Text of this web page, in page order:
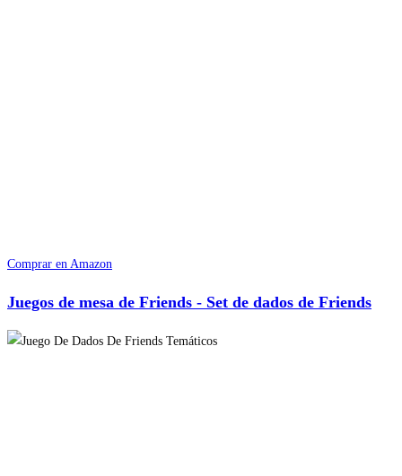
Comprar en Amazon
Juegos de mesa de Friends - Set de dados de Friends